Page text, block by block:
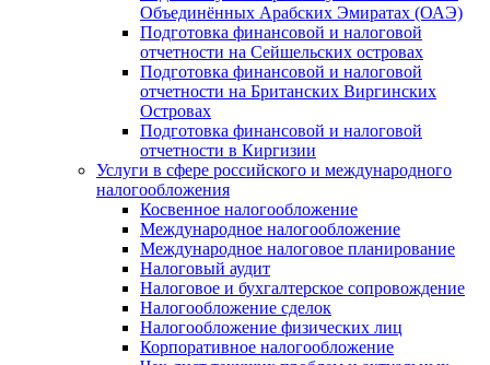
Объединённых Арабских Эмиратах (ОАЭ)
Подготовка финансовой и налоговой
отчетности на Сейшельских островах
Подготовка финансовой и налоговой
отчетности на Британских Виргинских
Островах
Подготовка финансовой и налоговой
отчетности в Киргизии
Услуги в сфере российского и международного
налогообложения
Косвенное налогообложение
Международное налогообложение
Международное налоговое планирование
Налоговый аудит
Налоговое и бухгалтерское сопровождение
Налогообложение сделок
Налогообложение физических лиц
Корпоративное налогообложение